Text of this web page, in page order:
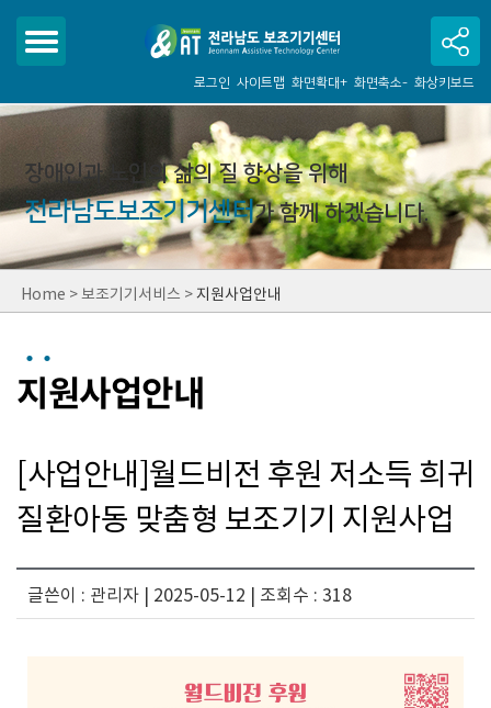
로그인 사이트맵 화면확대+ 화면축소- 화상키보드
장애인과 노인의 삶의 질 향상을 위해
전라남도보조기기센터가 함께 하겠습니다.
Home >보조기기서비스 >지원사업안내
지원사업안내
[사업안내]월드비전 후원 저소득 희귀
질환아동 맞춤형 보조기기 지원사업
글쓴이 : 관리자 | 2025-05-12 | 조회수 : 318